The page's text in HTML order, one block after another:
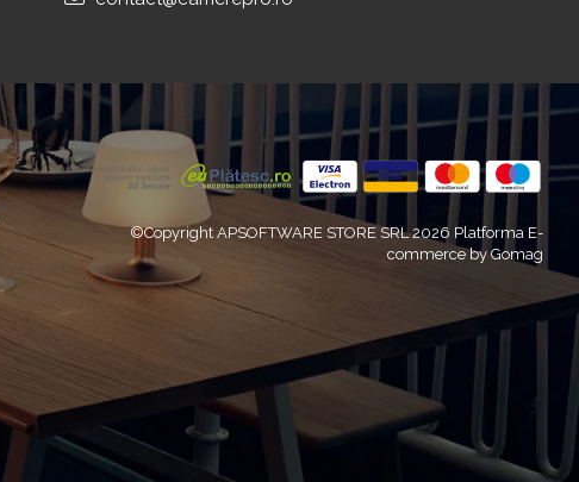
©Copyright APSOFTWARE STORE SRL 2026 Platforma E-
commerce by Gomag